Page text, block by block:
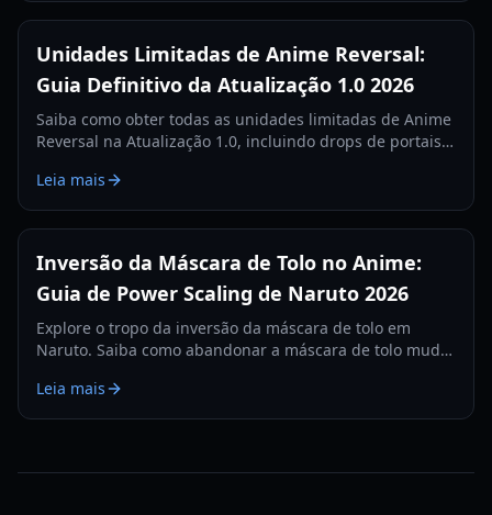
Unidades Limitadas de Anime Reversal:
Guia Definitivo da Atualização 1.0 2026
Saiba como obter todas as unidades limitadas de Anime
Reversal na Atualização 1.0, incluindo drops de portais
do passe de batalha. Guia completo para 2026.
Leia mais
Inversão da Máscara de Tolo no Anime:
Guia de Power Scaling de Naruto 2026
Explore o tropo da inversão da máscara de tolo em
Naruto. Saiba como abandonar a máscara de tolo muda
clãs em 2026.
Leia mais